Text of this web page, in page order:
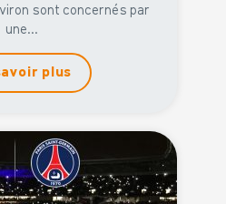
sont concernés par
une...
plus